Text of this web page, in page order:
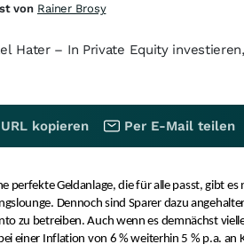
Hater – In Private Equity
perfekte Geldanlage, die für alle passt, gibt
Dennoch sind Sparer dazu
zu betreiben. Auch wenn es demnächst
einer Inflation von 6 % weiterhin 5 % p.a. an
von Rainer Brosy
URL kopieren Per E-Mail teilen